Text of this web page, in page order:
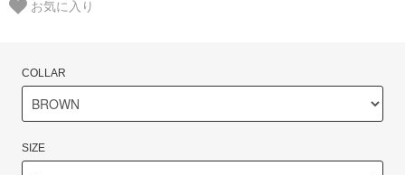
お気に入り
COLLAR
SIZE